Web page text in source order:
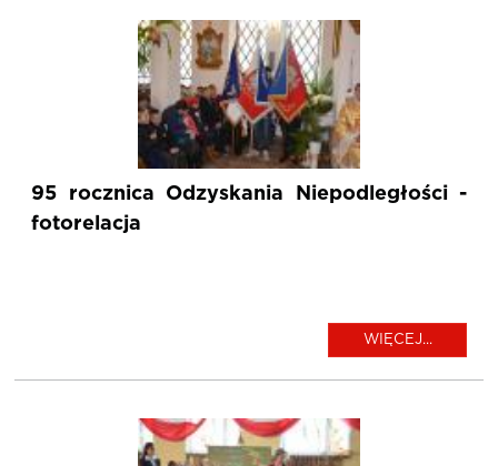
95 rocznica Odzyskania Niepodległości -
fotorelacja
WIĘCEJ...